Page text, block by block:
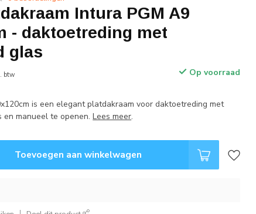
Intura PGM A9
- daktoetreding met
glas
btw Op voorraad
is een elegant platdakraam voor daktoetreding met
en manueel te openen.Lees meer.
Toevoegen aan winkelwagen